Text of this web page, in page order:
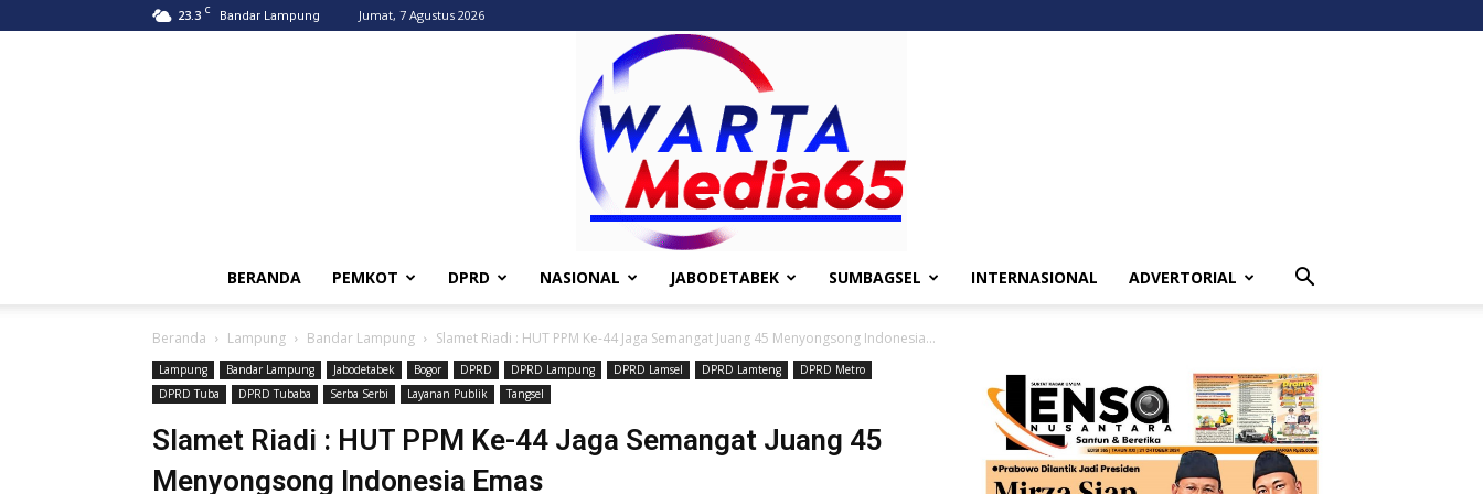
23.3 C Bandar Lampung Jumat, 7 Agustus 2026
BERANDA PEMKOT DPRD NASIONAL JABODETABEK SUMBAGSEL INTERNASIONAL ADVERTORIAL
Beranda Lampung Bandar Lampung Slamet Riadi : HUT PPM Ke-44 Jaga Semangat Juang 45 Menyongsong Indonesia...
Lampung Bandar Lampung Jabodetabek Bogor DPRD DPRD Lampung DPRD Lamsel DPRD Lamteng
DPRD Metro
DPRD Tuba
DPRD Tubaba Serba Serbi Layanan Publik Tangsel
Slamet Riadi : HUT PPM Ke-44 Jaga Semangat Juang 45
Menyongsong Indonesia Emas